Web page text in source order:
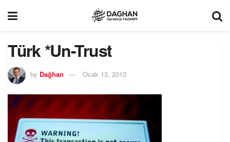
Türk *Un-Trust
by Dağhan Ocak 13, 2013